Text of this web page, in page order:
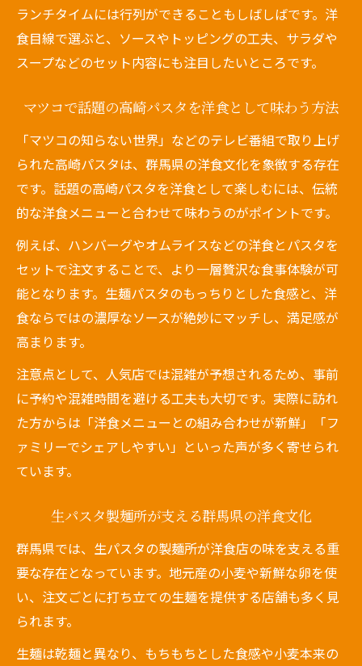
ランチタイムには行列ができることもしばしばです。洋
食目線で選ぶと、ソースやトッピングの工夫、サラダや
スープなどのセット内容にも注目したいところです。
マツコで話題の高崎パスタを洋食として味わう方法
「マツコの知らない世界」などのテレビ番組で取り上げ
られた高崎パスタは、群馬県の洋食文化を象徴する存在
です。話題の高崎パスタを洋食として楽しむには、伝統
的な洋食メニューと合わせて味わうのがポイントです。
例えば、ハンバーグやオムライスなどの洋食とパスタを
セットで注文することで、より一層贅沢な食事体験が可
能となります。生麺パスタのもっちりとした食感と、洋
食ならではの濃厚なソースが絶妙にマッチし、満足感が
高まります。
注意点として、人気店では混雑が予想されるため、事前
に予約や混雑時間を避ける工夫も大切です。実際に訪れ
た方からは「洋食メニューとの組み合わせが新鮮」「フ
ァミリーでシェアしやすい」といった声が多く寄せられ
ています。
生パスタ製麺所が支える群馬県の洋食文化
群馬県では、生パスタの製麺所が洋食店の味を支える重
要な存在となっています。地元産の小麦や新鮮な卵を使
い、注文ごとに打ち立ての生麺を提供する店舗も多く見
られます。
生麺は乾麺と異なり、もちもちとした食感や小麦本来の